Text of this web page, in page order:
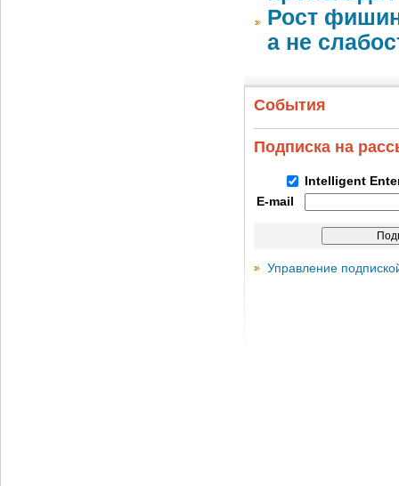
Рост
а не
События
Подписка на
Intelligent
E-mail
Управление